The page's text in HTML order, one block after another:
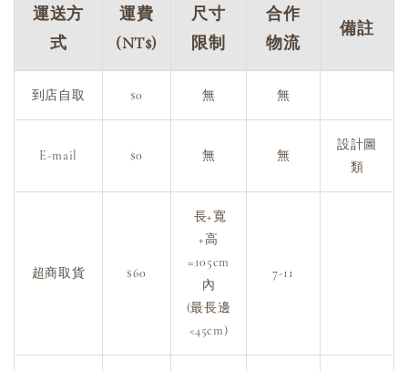
運送方
式
運費
(NT$)
尺寸
限制
合作
物流
備註
到店自取 $0 無 無
E-mail $0 無 無
設計圖
類
超商取貨 $60
長+寬
+高
=105cm
內
(最長邊
<45cm)
7-11